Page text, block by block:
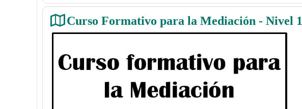
Curso Formativo para la Mediación - Nivel 1